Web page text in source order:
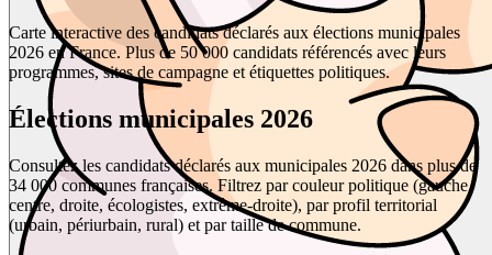
Carte interactive des candidats déclarés aux élections municipales
2026 en France. Plus de 50 000 candidats référencés avec leurs
programmes, sites de campagne et étiquettes politiques.
Élections municipales 2026
Consultez les candidats déclarés aux municipales 2026 dans plus de
34 000 communes françaises. Filtrez par couleur politique (gauche,
centre, droite, écologistes, extrême-droite), par profil territorial
(urbain, périurbain, rural) et par taille de commune.